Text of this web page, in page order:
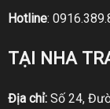
Hotline:
TẠI NHA
Địa chỉ:Số 24,